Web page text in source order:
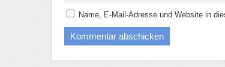
Name, E-Mail-Adresse und Website in